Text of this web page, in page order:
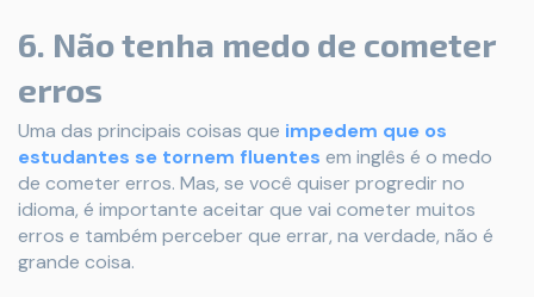
6. Não tenha medo de cometer
erros
Uma das principais coisas que impedem que os
estudantes se tornem fluentes em inglês é o medo
de cometer erros. Mas, se você quiser progredir no
idioma, é importante aceitar que vai cometer muitos
erros e também perceber que errar, na verdade, não é
grande coisa.